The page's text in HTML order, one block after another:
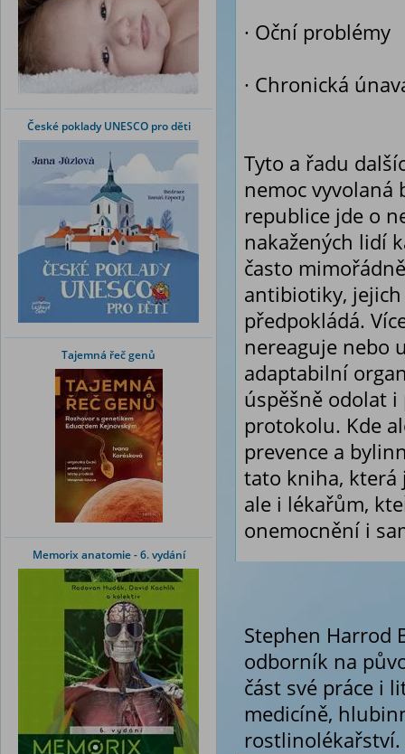
České poklady UNESCO pro děti
Tajemná řeč genů
Memorix anatomie - 6. vydání
· Oční problémy
· Chronická
Tyto a řadu
nemoc vyvolaná
republice jde o
nakažených lidí
často
antibiotiky,
předpokládá.
nereaguje nebo
adaptabilní
úspěšně odolat
protokolu. Kde
prevence a
tato kniha, která
ale i lékařům,
onemocnění i
Stephen Harrod
odborník na
část své práce i
medicíně,
rostlinolékařství.